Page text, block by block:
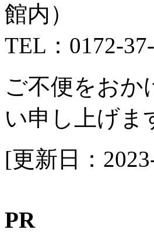
館内）
TEL：0172-
ご不便をおか
い申し上げま
[更新日：
PR